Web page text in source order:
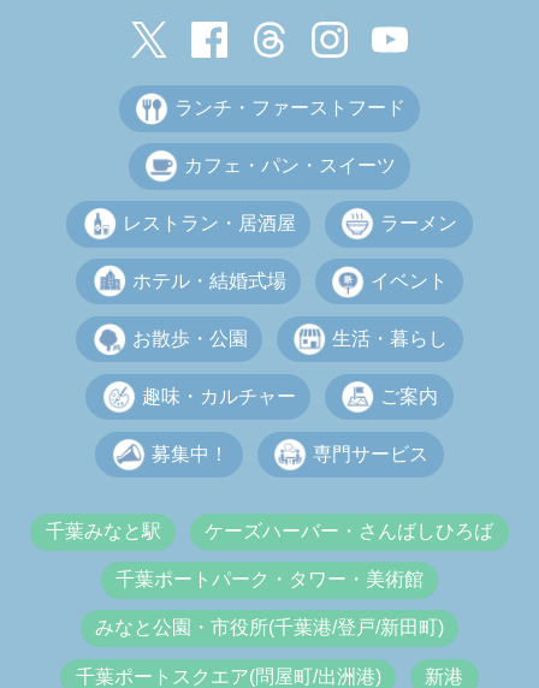
ランチ・ファーストフード
カフェ・パン・スイーツ
レストラン・居酒屋 ラーメン
ホテル・結婚式場 イベント
お散歩・公園 生活・暮らし
趣味・カルチャー ご案内
募集中！ 専門サービス
千葉みなと駅 ケーズハーバー・さんばしひろば
千葉ポートパーク・タワー・美術館
みなと公園・市役所(千葉港/登戸/新田町)
千葉ポートスクエア(問屋町/出洲港) 新港